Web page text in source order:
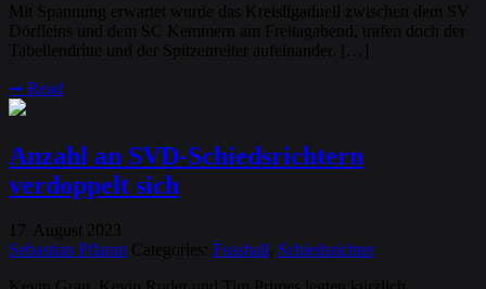
Mit Spannung erwartet wurde das Kreisligaduell zwischen dem SV
Dörfleins und dem SC Kemmern am Freitagabend, trafen doch der
Tabellendritte und der Spitzenreiter aufeinander. […]
➞ Read
Anzahl an SVD-Schiedsrichtern
verdoppelt sich
17 August 2023
Sebastian Pflaum Categories: Fussball Schiedsrichter